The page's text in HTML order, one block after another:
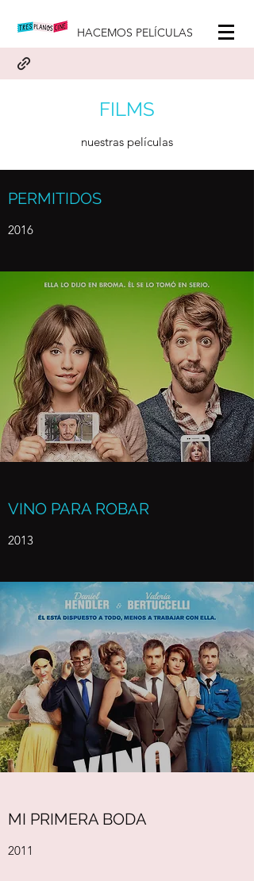
HACEMOS PELÍCULAS
FILMS
nuestras películas
PERMITIDOS
2016
VINO PARA ROBAR
2013
MI PRIMERA BODA
2011